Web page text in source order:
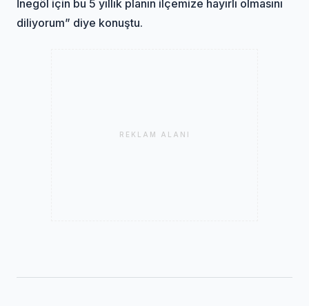
İnegöl için bu 5 yıllık planın ilçemize hayırlı olmasını
diliyorum” diye konuştu.
REKLAM ALANI